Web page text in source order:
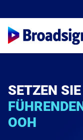
Überblick über die
Plattformfunktionen
Einzelhändler
Ein In-Store-
Ressourcen
SETZEN
OOH